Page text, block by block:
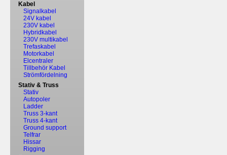
Kabel
Signalkabel
24V kabel
230V kabel
Hybridkabel
230V multikabel
Trefaskabel
Motorkabel
Elcentraler
Tillbehör Kabel
Strömfördelning
Stativ & Truss
Stativ
Autopoler
Ladder
Truss 3-kant
Truss 4-kant
Ground support
Telfrar
Hissar
Rigging